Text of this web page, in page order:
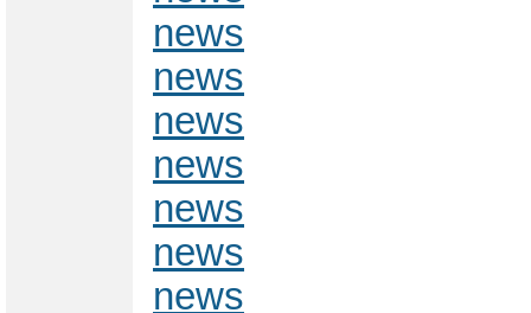
news
news
news
news
news
news
news